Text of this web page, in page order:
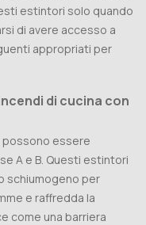
estintori solo quando
di avere accesso a
appropriati per
di cucina con
possono essere
A e B. Questi estintori
schiumogeno per
e raffredda la
come una barriera